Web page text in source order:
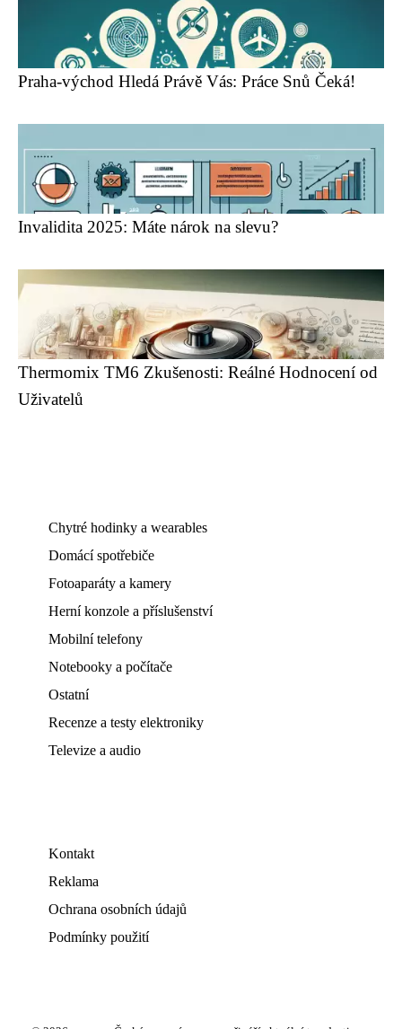
Praha-východ Hledá Právě Vás: Práce Snů Čeká!
Invalidita 2025: Máte nárok na slevu?
Thermomix TM6 Zkušenosti: Reálné Hodnocení od
Uživatelů
Chytré hodinky a wearables
Domácí spotřebiče
Fotoaparáty a kamery
Herní konzole a příslušenství
Mobilní telefony
Notebooky a počítače
Ostatní
Recenze a testy elektroniky
Televize a audio
Kontakt
Reklama
Ochrana osobních údajů
Podmínky použití